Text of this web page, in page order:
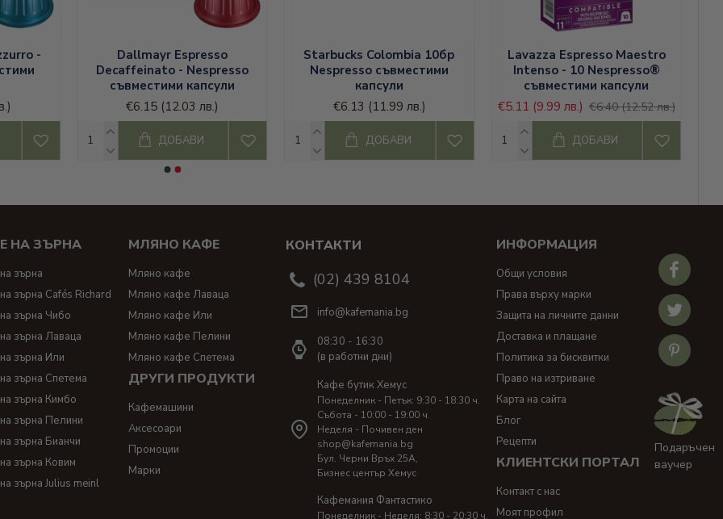
-
Dallmayr Espresso
Decaffeinato - Nespresso
съвместими капсули
€6.15 (12.03 лв.)
ДОБАВИ
Starbucks Colombia 10бр
Nespresso съвместими
капсули
€6.13 (11.99 лв.)
ДОБАВИ
Lavazza Espresso Maestro
Intenso - 10 Nespresso®
съвместими капсули
€5.11 (9.99 лв.) €6.40(12.52 лв.)
ДОБАВИ
НА ЗЪРНА
зърна
зърна Cafés Richard
зърна Чибо
зърна Лаваца
зърна Или
зърна Спетема
зърна Кимбо
зърна Пелини
зърна Бианчи
зърна Ковим
зърна Julius meinl
МЛЯНО КАФЕ
Мляно кафе
Мляно кафе Лаваца
Мляно кафе Или
Мляно кафе Пелини
Мляно кафе Спетема
ДРУГИ ПРОДУКТИ
Кафемашини
Аксесоари
Промоции
Марки
КОНТАКТИ
(02) 439 8104
info@kafemania.bg
08:30 - 16:30
(в работни дни)
Кафе бутик Хемус
Понеделник - Петък: 9:30 - 18:30 ч.
Събота - 10:00 - 19:00 ч.
Неделя - Почивен ден
shop@kafemania.bg
Бул. Черни Връх 25A,
Бизнес център Хемус
Кафемания Фантастико
Понеделник - Неделя: 8:30 - 20:30 ч.
ИНФОРМАЦИЯ
Общи условия
Права върху марки
Защита на личните данни
Доставка и плащане
Политика за бисквитки
Право на изтриване
Карта на сайта
Блог
Рецепти
КЛИЕНТСКИ ПОРТАЛ
Контакт с нас
Моят профил
Подаръчен
ваучер